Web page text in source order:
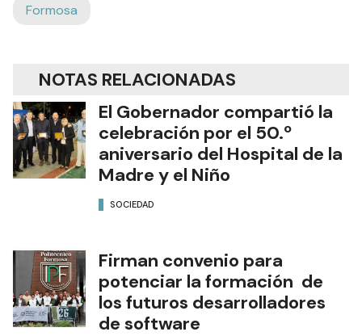
Formosa
NOTAS RELACIONADAS
El Gobernador compartió la
celebración por el 50.º
aniversario del Hospital de la
Madre y el Niño
SOCIEDAD
Firman convenio para
potenciar la formación de
los futuros desarrolladores
de software